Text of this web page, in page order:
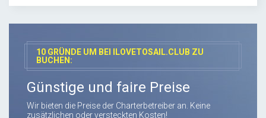
10 GRÜNDE UM BEI ILOVETOSAIL.CLUB ZU
BUCHEN:
Günstige und faire Preise
Wir bieten die Preise der Charterbetreiber an. Keine
zusätzlichen oder versteckten Kosten!